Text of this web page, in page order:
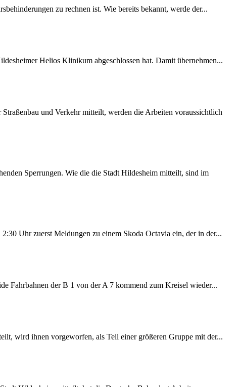
zu rechnen ist. Wie bereits bekannt, werde der...
Helios Klinikum abgeschlossen hat. Damit übernehmen...
und Verkehr mitteilt, werden die Arbeiten voraussichtlich
Sperrungen. Wie die die Stadt Hildesheim mitteilt, sind im
Uhr zuerst Meldungen zu einem Skoda Octavia ein, der in der...
Fahrbahnen der B 1 von der A 7 kommend zum Kreisel wieder...
wird ihnen vorgeworfen, als Teil einer größeren Gruppe mit der...